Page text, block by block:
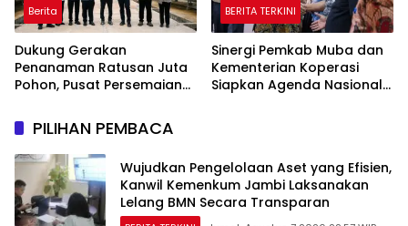
Berita
Dukung Gerakan
Penanaman Ratusan Juta
Pohon, Pusat Persemaian
Perkuat Jaringan
Persemaian Nasional*
BERITA TERKINI
Sinergi Pemkab Muba dan
Kementerian Koperasi
Siapkan Agenda Nasional
PILIHAN PEMBACA
Wujudkan Pengelolaan Aset yang Efisien,
Kanwil Kemenkum Jambi Laksanakan
Lelang BMN Secara Transparan